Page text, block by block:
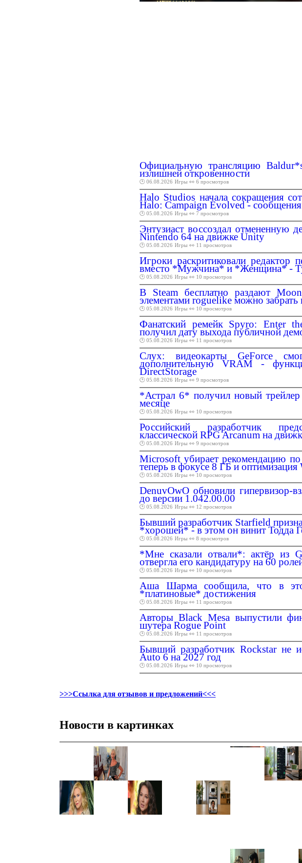
Официальную трансляцию
излишней откровенности
🕑 06.08.2026 Игры 👀 6 просмотров
Halo Studios начала сокращения
Halo: Campaign Evolved -
🕑 05.08.2026 Игры 👀 7 просмотров
Энтузиаст воссоздал отмененную
Nintendo 64 на движке Unity
🕑 05.08.2026 Игры 👀 11 просмотров
Игроки раскритиковали редактор
вместо *Мужчина* и *Женщина* -
🕑 05.08.2026 Игры 👀 10 просмотров
В Steam бесплатно раздают
элементами roguelike можно забрать
🕑 05.08.2026 Игры 👀 10 просмотров
Фанатский ремейк Spyro: Enter
получил дату выхода публичной
🕑 05.08.2026 Игры 👀 11 просмотров
Слух: видеокарты GeForce
дополнительную VRAM -
DirectStorage
🕑 05.08.2026 Игры 👀 9 просмотров
*Астрал 6* получил новый
месяце
🕑 05.08.2026 Игры 👀 10 просмотров
Российский разработчик
классической RPG Arcanum на
🕑 05.08.2026 Игры 👀 9 просмотров
Microsoft убирает рекомендацию
теперь в фокусе 8 ГБ и оптимизация
🕑 05.08.2026 Игры 👀 10 просмотров
DenuvOwO обновили гипервизор-
до версии 1.042.00.00
🕑 05.08.2026 Игры 👀 12 просмотров
Бывший разработчик Starfield
*хорошей* - в этом он винит Тодда
🕑 05.08.2026 Игры 👀 8 просмотров
*Мне сказали отвали*: актёр из
отвергла его кандидатуру на 60
🕑 05.08.2026 Игры 👀 10 просмотров
Аша Шарма сообщила, что в
*платиновые* достижения
🕑 05.08.2026 Игры 👀 11 просмотров
Авторы Black Mesa выпустили
шутера Rogue Point
🕑 05.08.2026 Игры 👀 11 просмотров
Бывший разработчик Rockstar не
Auto 6 на 2027 год
🕑 05.08.2026 Игры 👀 10 просмотров
>>>Ссылка для отзывов и предложений<<<
Новости в картинках